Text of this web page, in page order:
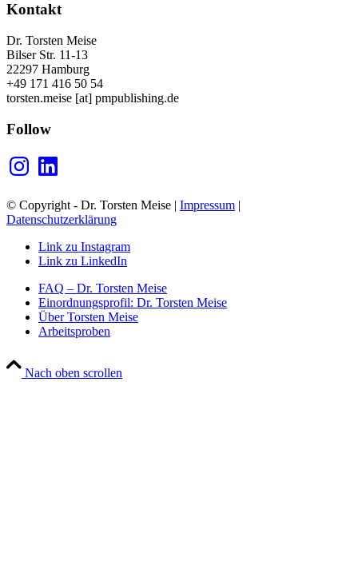
Kontakt
Dr. Torsten Meise
Bilser Str. 11-13
22297 Hamburg
+49 171 416 50 54
torsten.meise [at] pmpublishing.de
Follow
InstagramLinkedIn
© Copyright - Dr. Torsten Meise | Impressum |
Datenschutzerklärung
Link zu Instagram
Link zu LinkedIn
FAQ – Dr. Torsten Meise
Einordnungsprofil: Dr. Torsten Meise
Über Torsten Meise
Arbeitsproben
Nach oben scrollen